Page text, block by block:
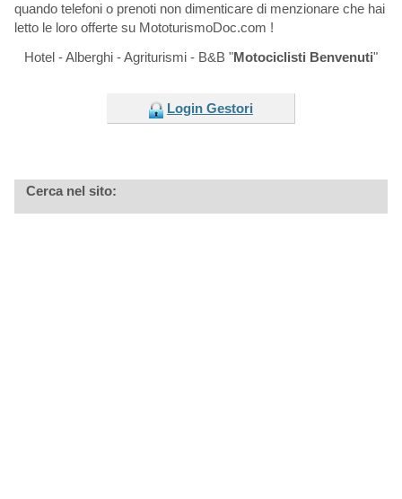
quando telefoni o prenoti non dimenticare di menzionare che hai
letto le loro offerte su MototurismoDoc.com !
Hotel - Alberghi - Agriturismi - B&B "Motociclisti Benvenuti"
Login Gestori
Cerca nel sito: